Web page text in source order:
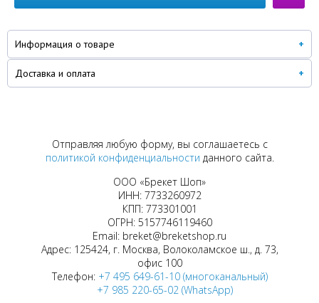
Информация о товаре
Доставка и оплата
Отправляя любую форму, вы соглашаетесь с
политикой конфиденциальности данного сайта.
ООО «Брекет Шоп»
ИНН: 7733260972
КПП: 773301001
ОГРН: 5157746119460
Email: breket@breketshop.ru
Адрес: 125424, г. Москва, Волоколамское ш., д. 73,
офис 100
Телефон: +7 495 649-61-10 (многоканальный)
+7 985 220-65-02 (WhatsApp)